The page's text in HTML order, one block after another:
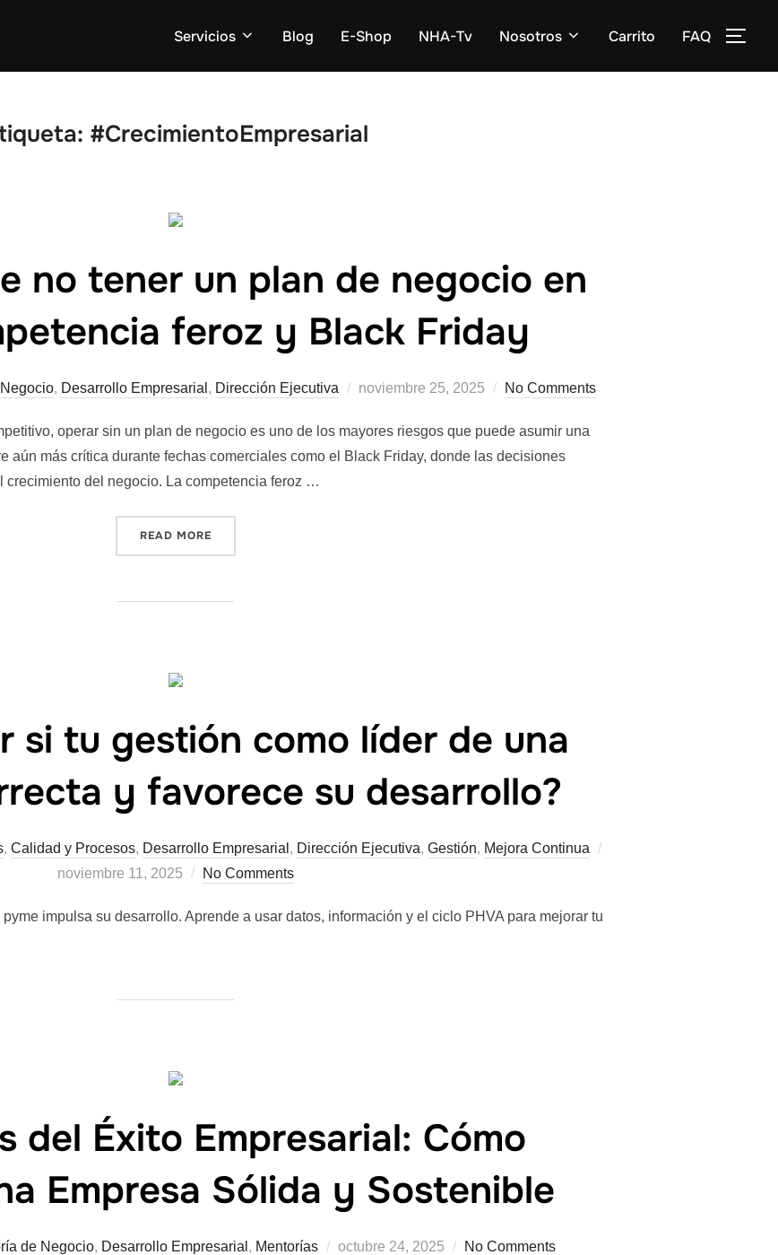
Servicios Blog E-Shop NHA-Tv Nosotros Carrito FAQ
#CrecimientoEmpresarial
no tener un plan de negocio en
feroz y Black Friday
, Desarrollo Empresarial , Dirección Ejecutiva noviembre 25, 2025 No Comments
operar sin un plan de negocio es uno de los mayores riesgos que puede asumir una
aún más crítica durante fechas comerciales como el Black Friday, donde las decisiones
del negocio. La competencia feroz …
READ MORE
si tu gestión como líder de una
y favorece su desarrollo?
, Calidad y Procesos, Desarrollo Empresarial , Dirección Ejecutiva, Gestión, Mejora Continua
noviembre 11, 2025
No Comments
impulsa su desarrollo. Aprende a usar datos, información y el ciclo PHVA para mejorar tu
del Éxito Empresarial: Cómo
Empresa Sólida y Sostenible
de Negocio, Desarrollo Empresarial , Mentorías octubre 24, 2025 No Comments